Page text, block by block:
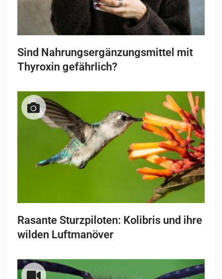
Sind Nahrungsergänzungsmittel mit
Thyroxin gefährlich?
Rasante Sturzpiloten: Kolibris und ihre
wilden Luftmanöver